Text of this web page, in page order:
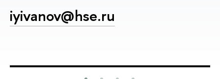
iyivanov@hse.ru